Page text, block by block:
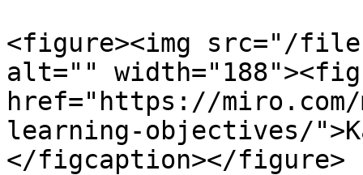
<figure><img src="/files/
alt=""
href="https://
learning-objectives/
</figcaption></figure>